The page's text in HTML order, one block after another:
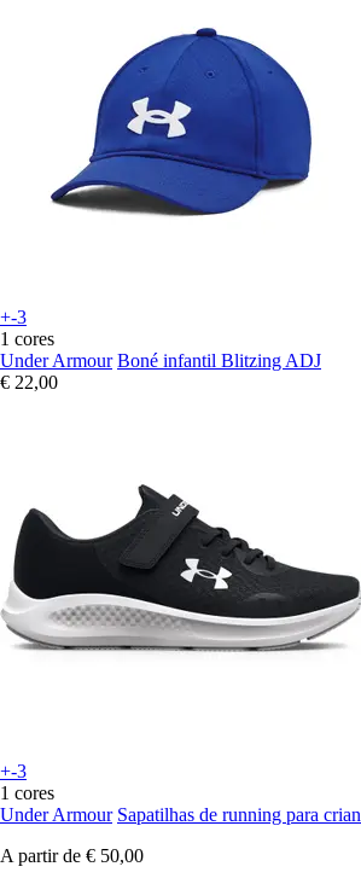
+-3
1 cores
Under Armour Boné infantil Blitzing ADJ
€ 22,00
+-3
1 cores
Under Armour Sapatilhas de running para
A partir de € 50,00